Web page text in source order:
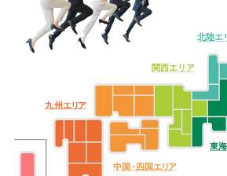
東
北陸エ
関西エリア
中 国・四国 エリア
九州 エリア